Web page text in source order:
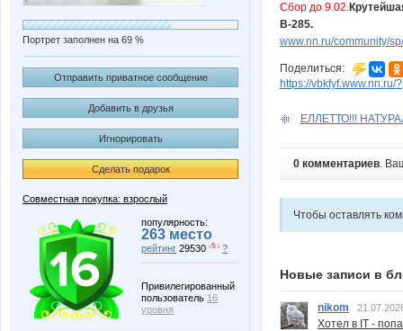
Портрет заполнен на 69 %
Отправить приватное сообщение
Добавить в друзья
Игнорировать
Сделать подарок
Совместная покупка: взрослый
популярность:
263 место
рейтинг 29530 -5 ↓ ?
Привилегированный
пользователь 16
уровня
Сбор до 9.02.
В-285.
www.nn.ru/community/
Поделиться:
https://vbkfyf.www.nn.ru/
ЕЛЛЕТТО!!!
0 комментариев.
Чтобы оставлять
Новые записи в
nikom
Хотел в IT -